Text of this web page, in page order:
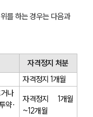
를 하는 경우는 다음과
자격정지 처분
자격정지 1개월
나
약·
자격정지 1개월
~12개월